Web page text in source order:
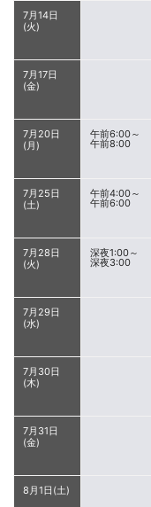
7月14日
(火)
7月17日
(金)
7月20日
(月)
午前6:00～
午前8:00
7月25日
(土)
午前4:00～
午前6:00
7月28日
(火)
深夜1:00～
深夜3:00
7月29日
(水)
7月30日
(木)
7月31日
(金)
8月1日(土)